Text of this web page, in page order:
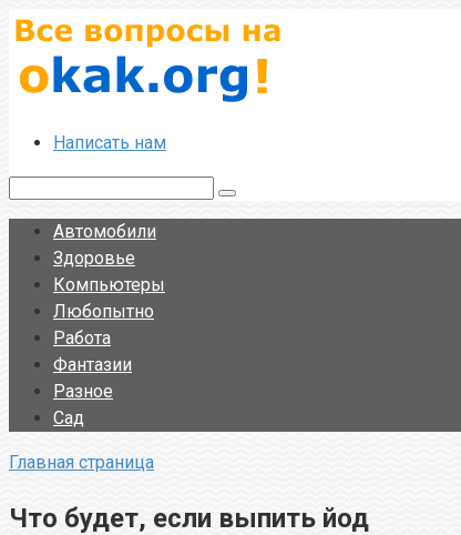
Перейти
к
контенту
Написать нам
Автомобили
Здоровье
Компьютеры
Любопытно
Работа
Фантазии
Разное
Сад
Главная страница
Что будет, если выпить йод